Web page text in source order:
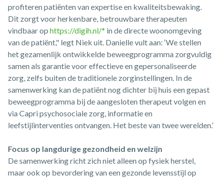
profiteren patiënten van expertise en kwaliteitsbewaking.
Dit zorgt voor herkenbare, betrouwbare therapeuten
vindbaar op https://digih.nl/* in de directe woonomgeving
van de patiënt," legt Niek uit. Danielle vult aan: ‘We stellen
het gezamenlijk ontwikkelde beweegprogramma zorgvuldig
samen als garantie voor effectieve en gepersonaliseerde
zorg, zelfs buiten de traditionele zorginstellingen. In de
samenwerking kan de patiënt nog dichter bij huis een gepast
beweegprogramma bij de aangesloten therapeut volgen en
via Capri psychosociale zorg, informatie en
leefstijlinterventies ontvangen. Het beste van twee werelden.’
Focus op langdurige gezondheid en welzijn
De samenwerking richt zich niet alleen op fysiek herstel,
maar ook op bevordering van een gezonde levensstijl op